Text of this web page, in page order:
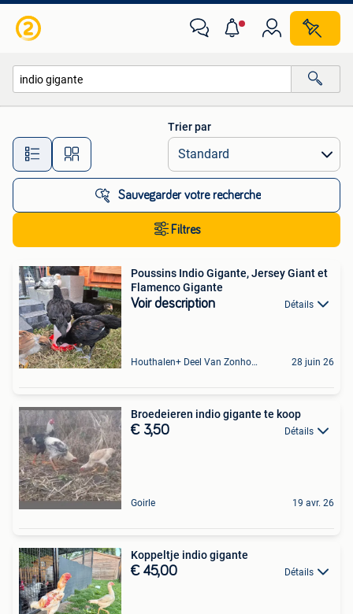
Toutes les distances…
Trier par
Sauvegarder votre recherche
Filtres
Poussins Indio Gigante, Jersey Giant et
Flamenco Gigante
Voir description Détails
Houthalen+ Deel Van Zonhoven En Zolder 28 juin 26
Broedeieren indio gigante te koop
€ 3,50 Détails
Goirle 19 avr. 26
Koppeltje indio gigante
€ 45,00 Détails